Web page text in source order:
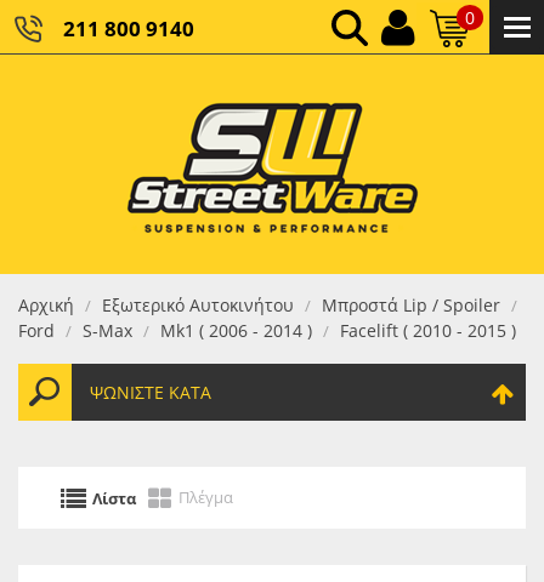
211 800 9140 0
ΚΑΘΑΡΌ ΣΎΝΟΛΟ:
ΤΕΛΙΚΌ ΣΎΝΟΛΟ:0,00 €
Αρχική / Εξωτερικό Αυτοκινήτου / Μπροστά Lip / Spoiler /
Ford / S-Max / Mk1 ( 2006 - 2014 ) / Facelift ( 2010 - 2015 )
ΨΩΝΊΣΤΕ ΚΑΤΆ
Λίστα Πλέγμα